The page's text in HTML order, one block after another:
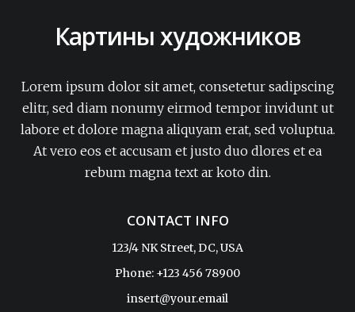
Картины художников
Lorem ipsum dolor sit amet, consetetur sadipscing
elitr, sed diam nonumy eirmod tempor invidunt ut
labore et dolore magna aliquyam erat, sed voluptua.
At vero eos et accusam et justo duo dlores et ea
rebum magna text ar koto din.
CONTACT INFO
123/4 NK Street, DC, USA
Phone: +123 456 78900
insert@your.email